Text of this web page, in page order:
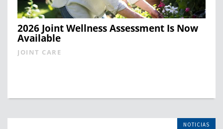
2026 Joint Wellness Assessment Is Now
Available
JOINT CARE
NOTICIAS